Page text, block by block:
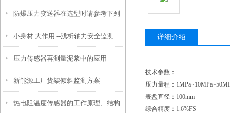
防爆压力变送器在选型时请参考下列
条款
小身材 大作用 --浅析轴力安全监测
压力传感器再测量泥浆中的应用
新能源工厂货架倾斜监测方案
热电阻温度传感器的工作原理、结构
详细介绍
技术参数：
压力量程：
表盘直径： 100mm
综合精度： 1.6%FS